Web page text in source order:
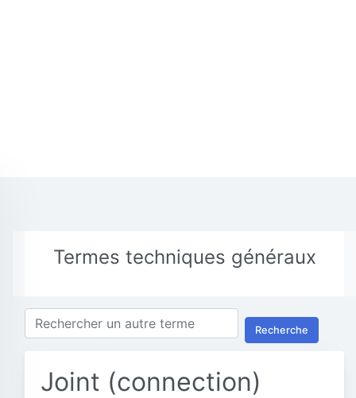
Termes techniques généraux
Recherche
Joint (connection)